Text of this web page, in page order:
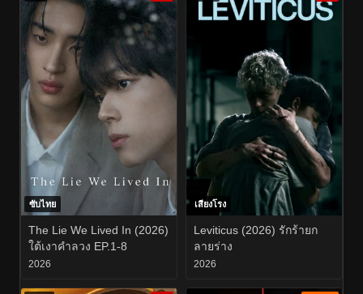
ซับไทย
The Lie We Lived In (2026)
ใต้เงาคำลวง EP.1-8
2026
เสียงโรง
Leviticus (2026) รักร้ายก
ลายร่าง
2026